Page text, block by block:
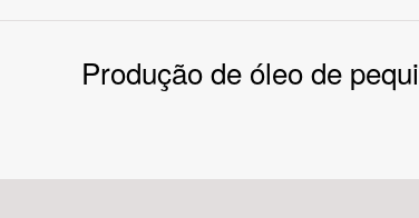
Bioma / Bacia
Produção de óleo de pequi